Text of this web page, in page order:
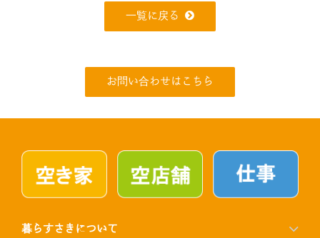
一覧に戻る
お問い合わせはこちら
暮らすさきについて